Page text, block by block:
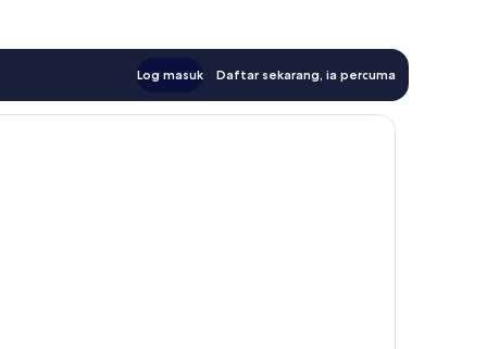
Log masuk Daftar sekarang, ia percuma